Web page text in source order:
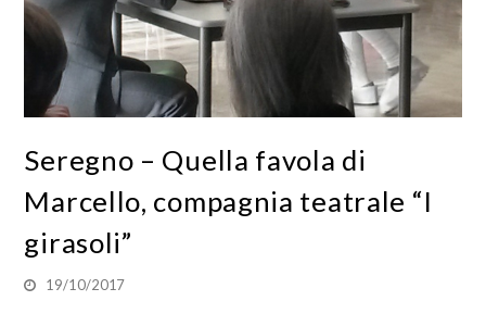
Seregno – Quella favola di
Marcello, compagnia teatrale “I
girasoli”
19/10/2017